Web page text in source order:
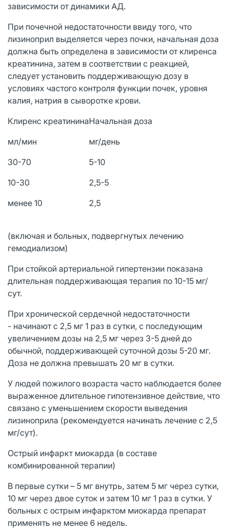
зависимости от динамики АД.
При почечной недостаточности ввиду того, что
лизиноприл выделяется через почки, начальная доза
должна быть определена в зависимости от клиренса
креатинина, затем в соответствии с реакцией,
следует установить поддерживающую дозу в
условиях частого контроля функции почек, уровня
калия, натрия в сыворотке крови.
Клиренс креатининаНачальная доза
мл/мин
мг/день
30-70
5-10
10-30
2,5-5
менее 10
2,5
(включая и больных, подвергнутых лечению
гемодиализом)
При стойкой артериальной гипертензии показана
длительная поддерживающая терапия по 10-15 мг/
сут.
При хронической сердечной недостаточности
- начинают с 2,5 мг 1 раз в сутки, с последующим
увеличением дозы на 2,5 мг через 3-5 дней до
обычной, поддерживающей суточной дозы 5-20 мг.
Доза не должна превышать 20 мг в сутки.
У людей пожилого возраста часто наблюдается более
выраженное длительное гипотензивное действие, что
связано с уменьшением скорости выведения
лизиноприла (рекомендуется начинать лечение с 2,5
мг/сут).
Острый инфаркт миокарда (в составе
комбинированной терапии)
В первые сутки – 5 мг внутрь, затем 5 мг через сутки,
10 мг через двое суток и затем 10 мг 1 раз в сутки. У
больных с острым инфарктом миокарда препарат
применять не менее 6 недель.